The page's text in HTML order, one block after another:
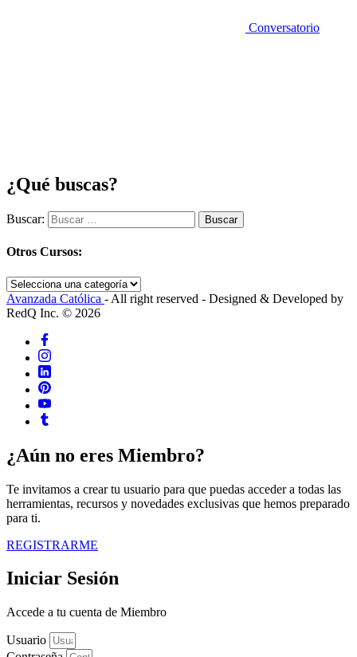
Conversatorio
¿Qué buscas?
Buscar:
Otros Cursos:
Avanzada Católica - All right reserved - Designed & Developed by
RedQ Inc. © 2026
¿Aún no eres Miembro?
Te invitamos a crear tu usuario para que puedas acceder a todas las
herramientas, recursos y novedades exclusivas que hemos preparado
para ti.
REGISTRARME
Iniciar Sesión
Accede a tu cuenta de Miembro
Usuario